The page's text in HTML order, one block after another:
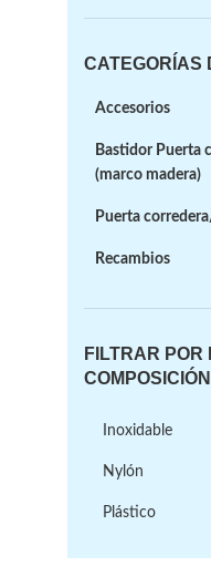
CATEGORÍAS
Accesorios
Bastidor Puerta
(marco madera)
Puerta
Recambios
FILTRAR POR
COMPOSICIÓN
Inoxidable
Nylón
Plástico